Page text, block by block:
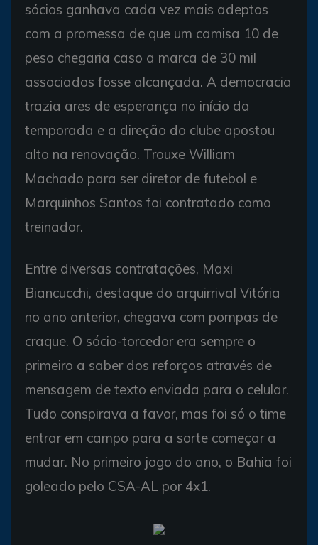
sócios ganhava cada vez mais adeptos
com a promessa de que um camisa 10 de
peso chegaria caso a marca de 30 mil
associados fosse alcançada. A democracia
trazia ares de esperança no início da
temporada e a direção do clube apostou
alto na renovação. Trouxe William
Machado para ser diretor de futebol e
Marquinhos Santos foi contratado como
treinador.
Entre diversas contratações, Maxi
Biancucchi, destaque do arquirrival Vitória
no ano anterior, chegava com pompas de
craque. O sócio-torcedor era sempre o
primeiro a saber dos reforços através de
mensagem de texto enviada para o celular.
Tudo conspirava a favor, mas foi só o time
entrar em campo para a sorte começar a
mudar. No primeiro jogo do ano, o Bahia foi
goleado pelo CSA-AL por 4x1.